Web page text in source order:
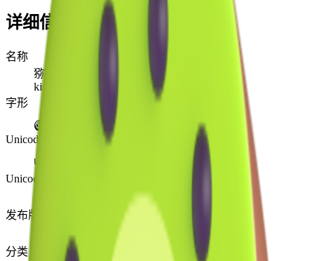
详细信息
名称
猕猴桃
kiwi fruit
字形
🥝
Unicode
U+
Unicode 版本
发布版本
Emoji 3.0
分类